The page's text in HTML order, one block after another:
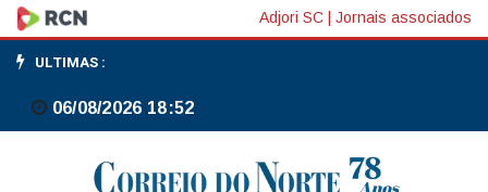
Bolsas
da
Ásia
fecham
Adjori SC Jornais associados
ULTIMAS :
06/08/2026 18:52